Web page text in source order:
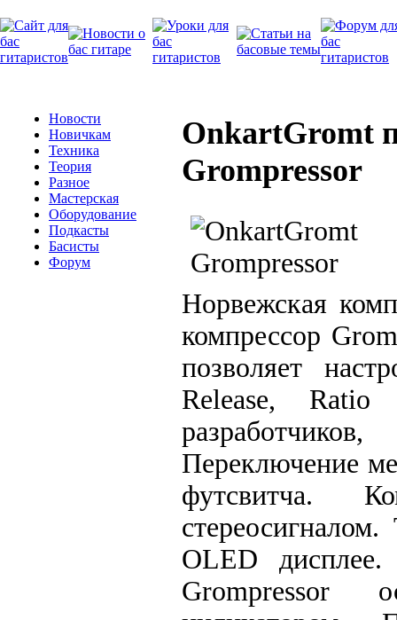
Новости
Новичкам
Техника
Теория
Разное
Мастерская
Оборудование
Подкасты
Басисты
Форум
OnkartGromt
Grompressor
Норвежская
компрессор
позволяет
Release,
Переключение
футсвитча.
OLED
Grompressor